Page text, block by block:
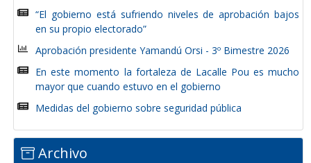
“El gobierno está sufriendo niveles de aprobación bajos
en su propio electorado”
Aprobación presidente Yamandú Orsi - 3º Bimestre 2026
En este momento la fortaleza de Lacalle Pou es mucho
mayor que cuando estuvo en el gobierno
Medidas del gobierno sobre seguridad pública
Archivo